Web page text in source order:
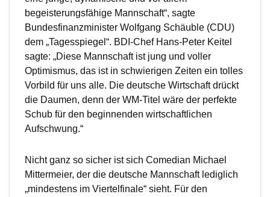
begeisterungsfähige Mannschaft“, sagte
Bundesfinanzminister Wolfgang Schäuble (CDU)
dem „Tagesspiegel“. BDI-Chef Hans-Peter Keitel
sagte: „Diese Mannschaft ist jung und voller
Optimismus, das ist in schwierigen Zeiten ein tolles
Vorbild für uns alle. Die deutsche Wirtschaft drückt
die Daumen, denn der WM-Titel wäre der perfekte
Schub für den beginnenden wirtschaftlichen
Aufschwung.“
Nicht ganz so sicher ist sich Comedian Michael
Mittermeier, der die deutsche Mannschaft lediglich
„mindestens im Viertelfinale“ sieht. Für den